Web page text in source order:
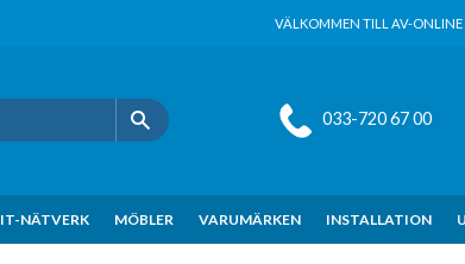
VÄLKOMMEN TILL AV-ONLINE
033-720 67 00
IT-NÄTVERK MÖBLER VARUMÄRKEN INSTALLATION